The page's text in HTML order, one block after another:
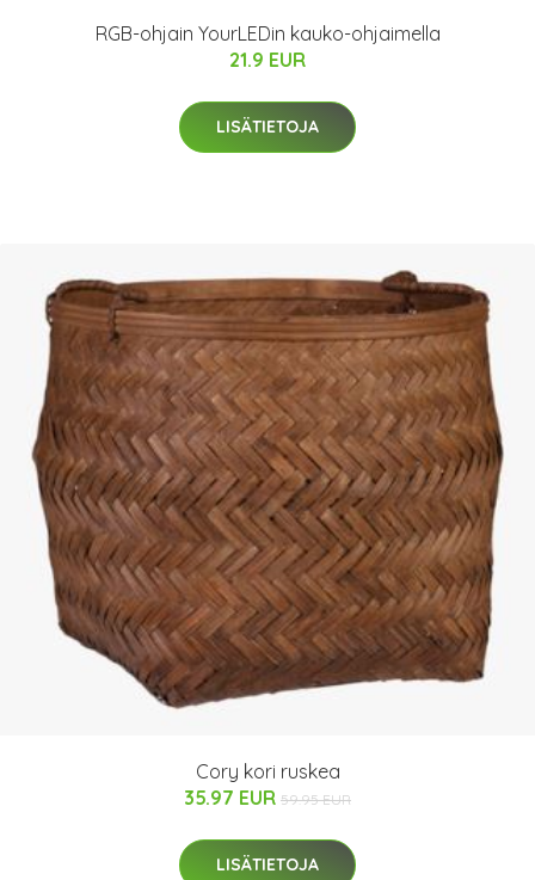
RGB-ohjain YourLEDin kauko-ohjaimella
21.9 EUR
LISÄTIETOJA
Cory kori ruskea
35.97 EUR 59.95 EUR
LISÄTIETOJA